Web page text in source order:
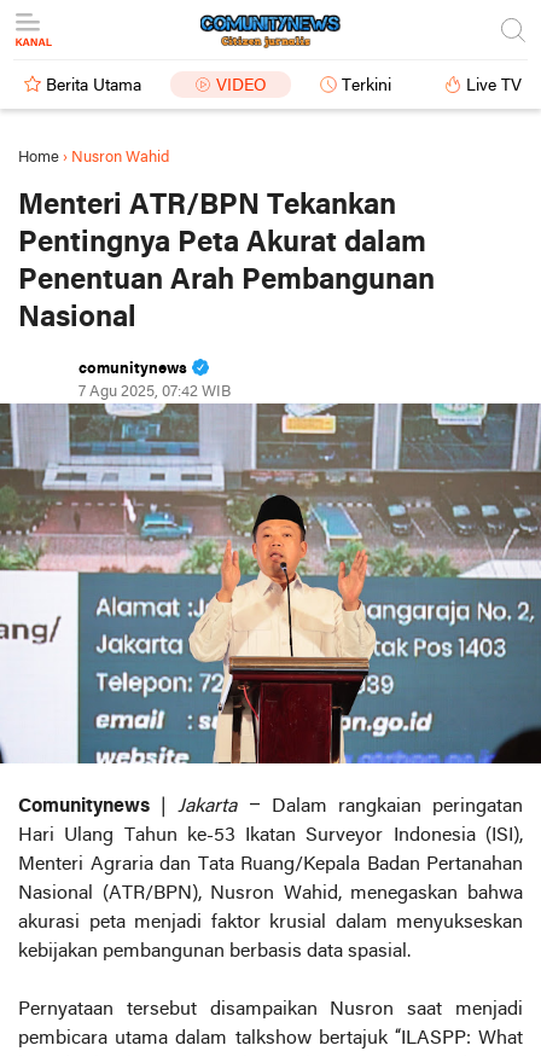
Berita Utama VIDEO Terkini Live TV
Home › Nusron Wahid
Menteri ATR/BPN Tekankan
Pentingnya Peta Akurat dalam
Penentuan Arah Pembangunan
Nasional
comunitynews
7 Agu 2025, 07:42 WIB
Comunitynews |Jakarta– Dalam rangkaian peringatan
Hari Ulang Tahun ke-53 Ikatan Surveyor Indonesia (ISI),
Menteri Agraria dan Tata Ruang/Kepala Badan Pertanahan
Nasional (ATR/BPN), Nusron Wahid, menegaskan bahwa
akurasi peta menjadi faktor krusial dalam menyukseskan
kebijakan pembangunan berbasis data spasial.
Pernyataan tersebut disampaikan Nusron saat menjadi
pembicara utama dalam talkshow bertajuk “ILASPP: What